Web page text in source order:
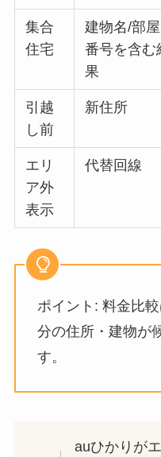
集合
住宅
建物名/部屋
番号を含む
果
引越
し前
新住所
エリ
ア外
表示
代替回線
ポイント: 料金比
分の住所・建物が
す。
auひかりが